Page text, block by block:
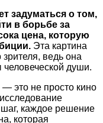
задуматься о том,
в борьбе за
цена, которую
Эта картина
ведь она
человеческой души.
это не просто кино
каждое решение
которая